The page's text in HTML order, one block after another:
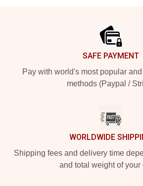
SAFE PAYMENT
Pay with world's most popular
methods (Paypal /
WORLDWIDE
Shipping fees and delivery time
and total weight of your